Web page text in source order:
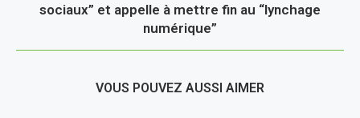
sociaux” et appelle à mettre fin au “lynchage
numérique”
VOUS POUVEZ AUSSI AIMER